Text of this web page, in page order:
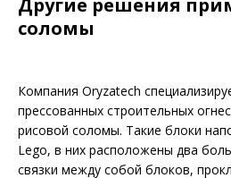
соломы
Компания Oryzatech
прессованных строительных
рисовой соломы. Такие блоки
Lego, в них расположены два
связки между собой блоков,